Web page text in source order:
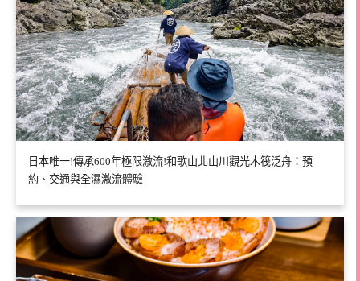
日本唯一!傳承600年極限激流!和歌山北山川觀光木筏泛舟：預
約、交通與全濕激流體驗